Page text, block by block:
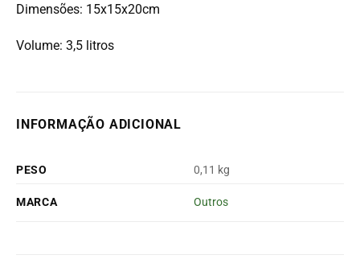
Dimensões: 15x15x20cm
Volume: 3,5 litros
INFORMAÇÃO ADICIONAL
PESO 0,11 kg
MARCA Outros